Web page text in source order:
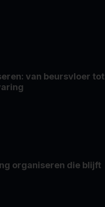
van beursvloer tot
organiseren die blijft